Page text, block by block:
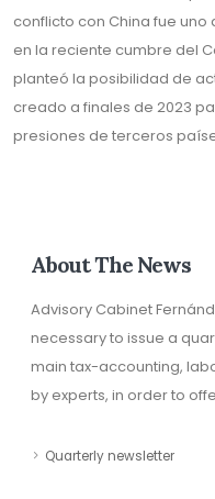
conflicto con China fue
en la reciente cumbre del
planteó la posibilidad de
creado a finales de 2023
presiones de terceros
About The News
Advisory Cabinet
necessary to issue a
main tax-accounting,
by experts, in order to
Quarterly newsletter